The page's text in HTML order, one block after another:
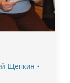
Щепкин